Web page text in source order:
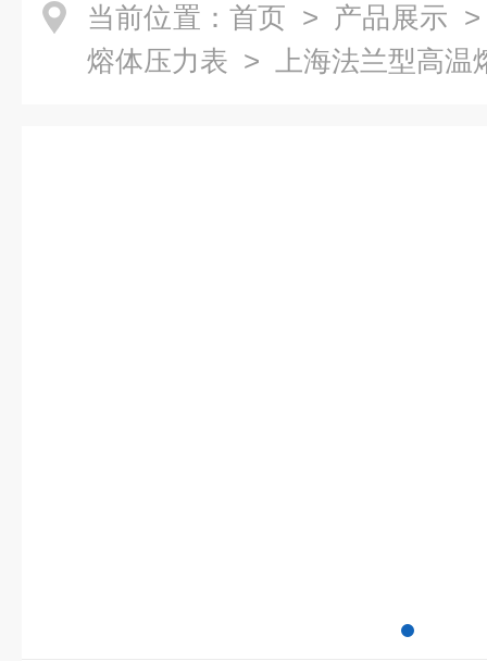
当前位置： 首页 > 产品展示
熔体压力表 > 上海法兰型高温